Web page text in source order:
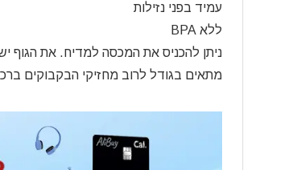
עמיד בפני נזילות
ללא BPA
ניתן להכניס את המכסה למדיח. את הגוף
מתאים בגודל לרוב מחזיקי הבקבוקים